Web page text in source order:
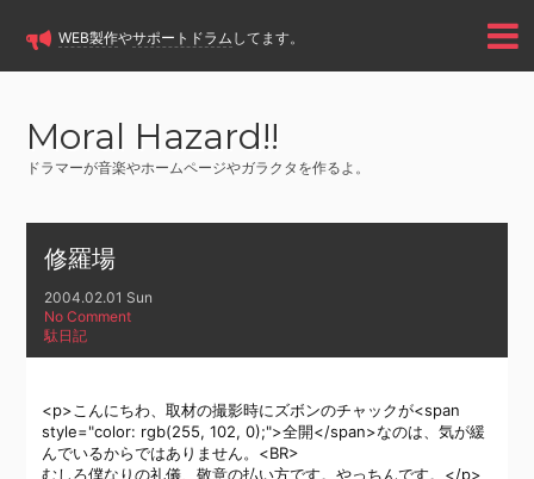
WEB製作やサポートドラム してます。
Moral Hazard!!
ドラマーが音楽やホームページやガラクタを作るよ。
修羅場
2004.02.01 Sun
No Comment
駄日記
<p>こんにちわ、取材の撮影時にズボンのチャックが<span
style="color: rgb(255, 102, 0);">全開</span>なのは、気が緩
んでいるからではありません。<BR>
むしろ僕なりの礼儀、敬意の払い方です。やっちんです。</p>